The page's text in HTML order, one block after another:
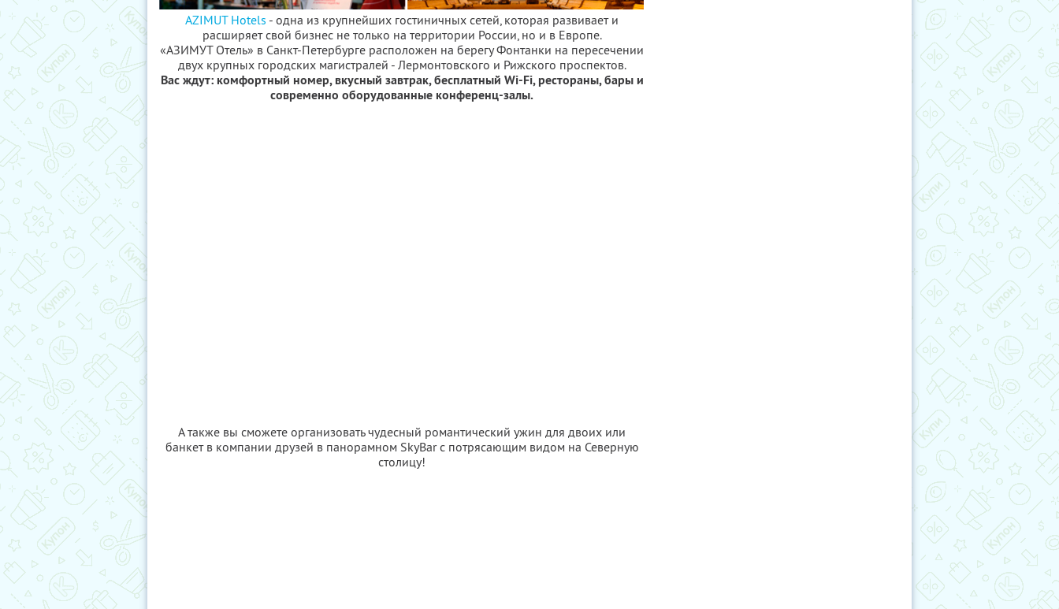
AZIMUT Hotels - одна из крупнейших гостиничных сетей, которая развивает и
расширяет свой бизнес не только на территории России, но и в Европе.
«АЗИМУТ Отель» в Санкт-Петербурге расположен на берегу Фонтанки на пересечении
двух крупных городских магистралей - Лермонтовского и Рижского проспектов.
Вас ждут: комфортный номер, вкусный завтрак, бесплатный Wi-Fi, рестораны, бары и
современно оборудованные конференц-залы.
А также вы сможете организовать чудесный романтический ужин для двоих или
банкет в компании друзей в панорамном SkyBаr с потрясающим видом на Северную
столицу!